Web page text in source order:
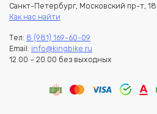
Санкт-Петербург, Московский пр-т,
Как нас найти
Тел: 8 (981) 169-60-09
Email: info@kingbike.ru
12.00 – 20.00 без выходных